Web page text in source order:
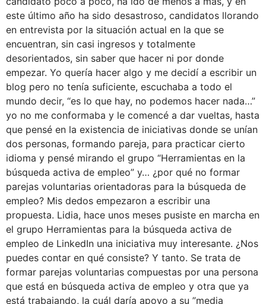
este último año ha sido desastroso, candidatos llorando
en entrevista por la situación actual en la que se
encuentran, sin casi ingresos y totalmente
desorientados, sin saber que hacer ni por donde
empezar. Yo quería hacer algo y me decidí a escribir un
blog pero no tenía suficiente, escuchaba a todo el
mundo decir, “es lo que hay, no podemos hacer nada…”
yo no me conformaba y le comencé a dar vueltas, hasta
que pensé en la existencia de iniciativas donde se unían
dos personas, formando pareja, para practicar cierto
idioma y pensé mirando el grupo “Herramientas en la
búsqueda activa de empleo” y… ¿por qué no formar
parejas voluntarias orientadoras para la búsqueda de
empleo? Mis dedos empezaron a escribir una
propuesta. Lidia, hace unos meses pusiste en marcha en
el grupo Herramientas para la búsqueda activa de
empleo de LinkedIn una iniciativa muy interesante. ¿Nos
puedes contar en qué consiste? Y tanto. Se trata de
formar parejas voluntarias compuestas por una persona
que está en búsqueda activa de empleo y otra que ya
está trabajando, la cuál daría apoyo a su ”media